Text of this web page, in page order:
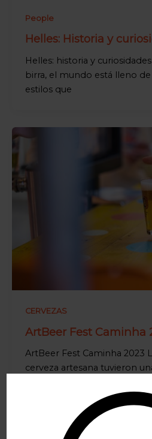
People
Helles: Historia y
Helles: historia y
birra, el mundo está lleno
estilos que
CERVEZAS
ArtBeer Fest Caminha
ArtBeer Fest Caminha 2023
cerveza artesana tuvieron